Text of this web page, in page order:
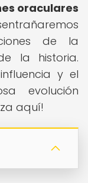
oraculares
de la
la historia.
y el
evolución
aquí!